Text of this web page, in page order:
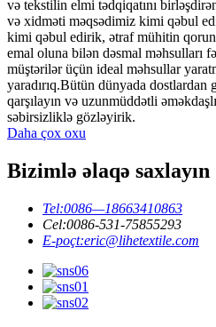
və tekstilin elmi tədqiqatını
və xidməti məqsədimiz kimi qəbul
kimi qəbul edirik, ətraf mühitin
emal oluna bilən dəsmal məhsulları
müştərilər üçün ideal məhsullar
yaradırıq.Bütün dünyada dostlardan
qarşılayın və uzunmüddətli
səbirsizliklə gözləyirik.
Daha çox oxu
Bizimlə əlaqə saxlayın
Tel:0086—18663410863
Cel:0086-531-75855293
E-poçt:eric@lihetextile.com